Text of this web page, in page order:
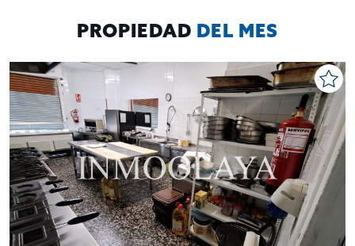
PROPIEDAD DEL MES